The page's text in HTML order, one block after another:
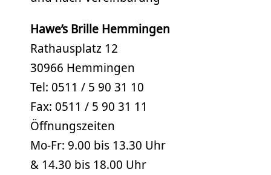
Hawe’s Brille Hemmingen
Rathausplatz 12
30966 Hemmingen
Tel: 0511 / 5 90 31 10
Fax: 0511 / 5 90 31 11
Öffnungszeiten
Mo-Fr: 9.00 bis 13.30 Uhr
& 14.30 bis 18.00 Uhr